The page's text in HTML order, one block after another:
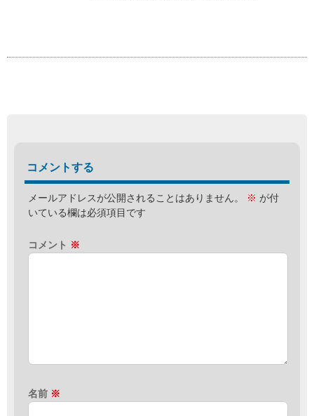
コメントする
メールアドレスが公開されることはありません。 ※ が付
いている欄は必須項目です
コメント ※
名前 ※